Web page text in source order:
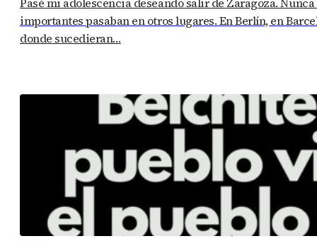
importantes pasaban en otros lugares. En Berlín, en
donde sucedieran…